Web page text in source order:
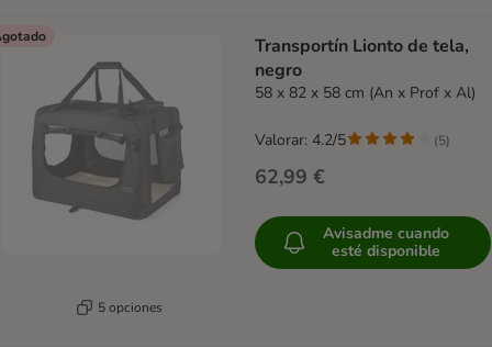
5 opciones
Transportín Lionto de tela,
negro
58 x 82 x 58 cm (An x Prof x Al)
62,99 €
Valorar: 4.2/5 (5)
Avisadme cuando
esté disponible